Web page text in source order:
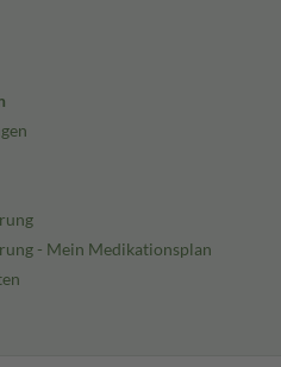
- Mein Medikationsplan